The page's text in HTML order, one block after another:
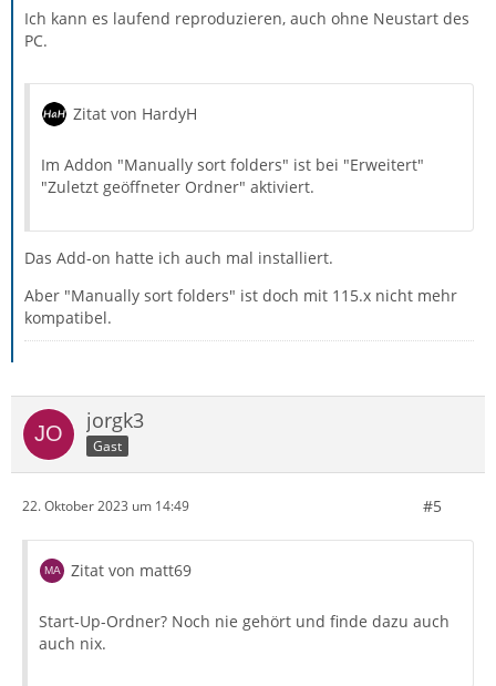
Ich kann es laufend reproduzieren, auch ohne Neustart des
PC.
Zitat von HardyH
Im Addon "Manually sort folders" ist bei "Erweitert"
"Zuletzt geöffneter Ordner" aktiviert.
Das Add-on hatte ich auch mal installiert.
Aber "Manually sort folders" ist doch mit 115.x nicht mehr
kompatibel.
jorgk3
Gast
22. Oktober 2023 um 14:49 #5
Zitat von matt69
Start-Up-Ordner? Noch nie gehört und finde dazu auch
auch nix.